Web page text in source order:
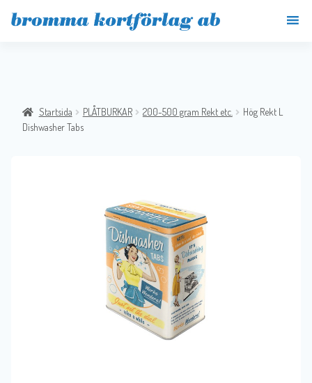
Startsida PLÅTBURKAR 200-500 gram Rekt etc.
Hög Rekt L
Dishwasher Tabs